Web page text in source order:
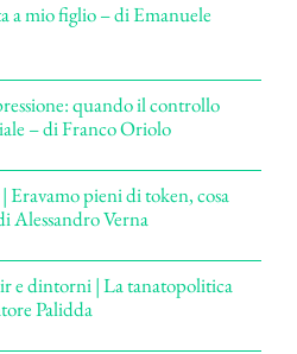
a mio figlio – di Emanuele
quando il controllo
– di Franco Oriolo
Eravamo pieni di token, cosa
Alessandro Verna
e dintorni | La tanatopolitica
Palidda